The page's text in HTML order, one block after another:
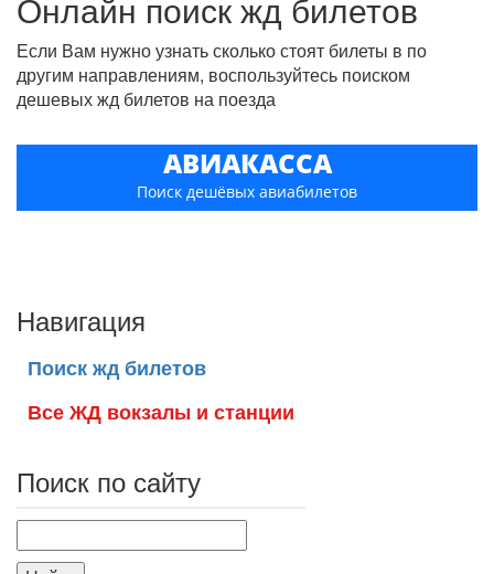
Если Вам нужно узнать сколько стоят билеты в по
другим направлениям, воспользуйтесь поиском
дешевых жд билетов на поезда
АВИАКАССА
Поиск дешёвых авиабилетов
Навигация
Поиск жд билетов
Все ЖД вокзалы и станции
Поиск по сайту